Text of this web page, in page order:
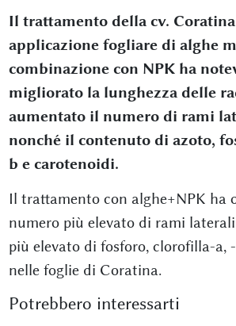
Il trattamento della cv.
applicazione fogliare di alghe
combinazione con NPK ha
migliorato la lunghezza delle
aumentato il numero di rami
nonché il contenuto di azoto,
b e carotenoidi.
Il trattamento con alghe+NPK ha
numero più elevato di rami
più elevato di fosforo, clorofilla-a,
nelle foglie di Coratina.
Potrebbero interessarti